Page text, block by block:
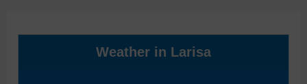
Weather in Larisa